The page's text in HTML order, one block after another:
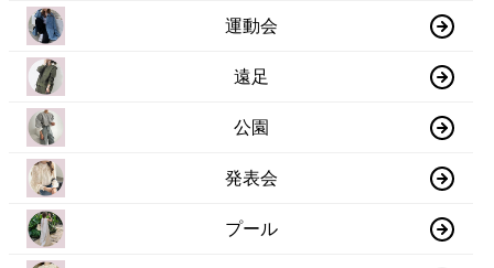
運動会
遠足
公園
発表会
プール